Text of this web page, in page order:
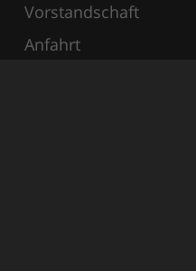
Vorstandschaft
Anfahrt